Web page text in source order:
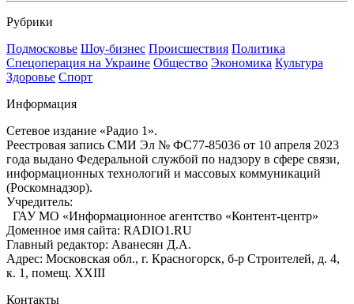
Рубрики
Подмосковье Шоу-бизнес Происшествия Политика
Спецоперация на Украине Общество Экономика Культура
Здоровье Спорт
Информация
Сетевое издание «Радио 1».
Реестровая запись СМИ Эл № ФС77-85036 от 10 апреля 2023
года выдано Федеральной службой по надзору в сфере связи,
информационных технологий и массовых коммуникаций
(Роскомнадзор).
Учредитель:
ГАУ МО «Информационное агентство «Контент-центр»
Доменное имя сайта: RADIO1.RU
Главный редактор: Аванесян Д.А.
Адрес: Московская обл., г. Красногорск, б-р Строителей, д. 4,
к. 1, помещ. XXIII
Контакты